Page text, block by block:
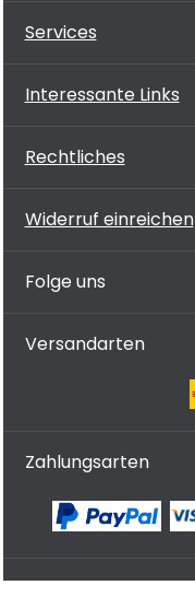
Services
Interessante Links
Rechtliches
Widerruf einreichen
Folge uns
Versandarten
Zahlungsarten